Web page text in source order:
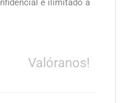
e ilimitado a
Valóranos!